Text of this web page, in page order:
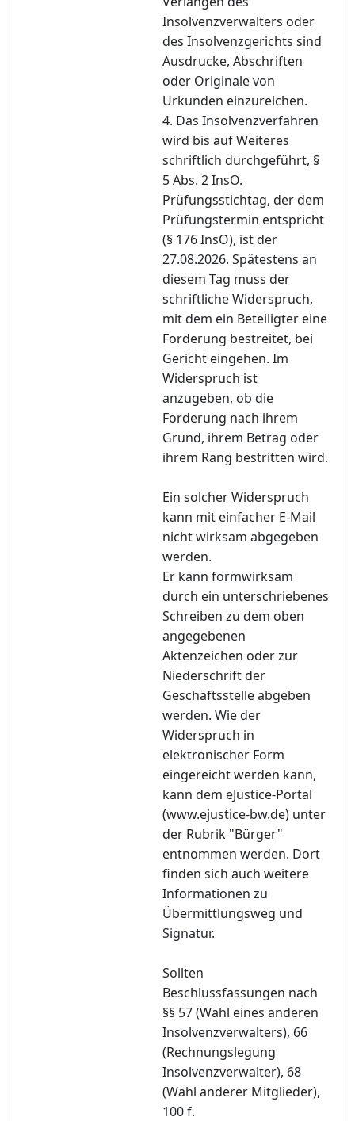
Insolvenzverwalters oder
des Insolvenzgerichts sind
Ausdrucke, Abschriften
oder Originale von
Urkunden einzureichen.
4. Das Insolvenzverfahren
wird bis auf Weiteres
schriftlich durchgeführt, §
5 Abs. 2 InsO.
Prüfungsstichtag, der dem
Prüfungstermin entspricht
(§ 176 InsO), ist der
27.08.2026. Spätestens an
diesem Tag muss der
schriftliche Widerspruch,
mit dem ein Beteiligter eine
Forderung bestreitet, bei
Gericht eingehen. Im
Widerspruch ist
anzugeben, ob die
Forderung nach ihrem
Grund, ihrem Betrag oder
ihrem Rang bestritten wird.
Ein solcher Widerspruch
kann mit einfacher E-Mail
nicht wirksam abgegeben
werden.
Er kann formwirksam
durch ein unterschriebenes
Schreiben zu dem oben
angegebenen
Aktenzeichen oder zur
Niederschrift der
Geschäftsstelle abgeben
werden. Wie der
Widerspruch in
elektronischer Form
eingereicht werden kann,
kann dem eJustice-Portal
(www.ejustice-bw.de) unter
der Rubrik "Bürger"
entnommen werden. Dort
finden sich auch weitere
Informationen zu
Übermittlungsweg und
Signatur.
Sollten
Beschlussfassungen nach
§§ 57 (Wahl eines anderen
Insolvenzverwalters), 66
(Rechnungslegung
Insolvenzverwalter), 68
(Wahl anderer Mitglieder),
100 f.